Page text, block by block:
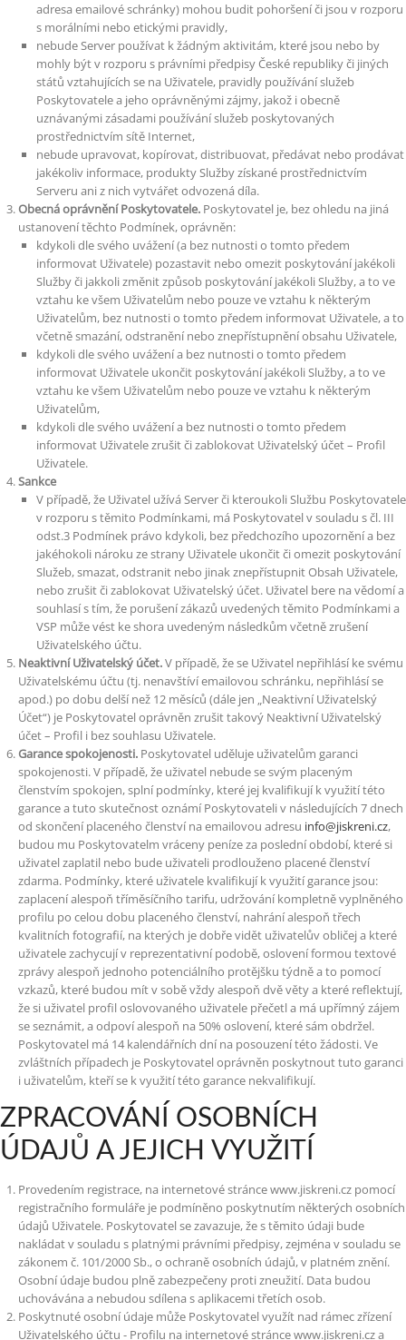
adresa emailové schránky) mohou budit pohoršení či jsou v rozporu
s morálními nebo etickými pravidly,
nebude Server používat k žádným aktivitám, které jsou nebo by
mohly být v rozporu s právními předpisy České republiky či jiných
států vztahujících se na Uživatele, pravidly používání služeb
Poskytovatele a jeho oprávněnými zájmy, jakož i obecně
uznávanými zásadami používání služeb poskytovaných
prostřednictvím sítě Internet,
nebude upravovat, kopírovat, distribuovat, předávat nebo prodávat
jakékoliv informace, produkty Služby získané prostřednictvím
Serveru ani z nich vytvářet odvozená díla.
Obecná oprávnění Poskytovatele. Poskytovatel je, bez ohledu na jiná
ustanovení těchto Podmínek, oprávněn:
kdykoli dle svého uvážení (a bez nutnosti o tomto předem
informovat Uživatele) pozastavit nebo omezit poskytování jakékoli
Služby či jakkoli změnit způsob poskytování jakékoli Služby, a to ve
vztahu ke všem Uživatelům nebo pouze ve vztahu k některým
Uživatelům, bez nutnosti o tomto předem informovat Uživatele, a to
včetně smazání, odstranění nebo znepřístupnění obsahu Uživatele,
kdykoli dle svého uvážení a bez nutnosti o tomto předem
informovat Uživatele ukončit poskytování jakékoli Služby, a to ve
vztahu ke všem Uživatelům nebo pouze ve vztahu k některým
Uživatelům,
kdykoli dle svého uvážení a bez nutnosti o tomto předem
informovat Uživatele zrušit či zablokovat Uživatelský účet – Profil
Uživatele.
Sankce
V případě, že Uživatel užívá Server či kteroukoli Službu Poskytovatele
v rozporu s těmito Podmínkami, má Poskytovatel v souladu s čl. III
odst.3 Podmínek právo kdykoli, bez předchozího upozornění a bez
jakéhokoli nároku ze strany Uživatele ukončit či omezit poskytování
Služeb, smazat, odstranit nebo jinak znepřístupnit Obsah Uživatele,
nebo zrušit či zablokovat Uživatelský účet. Uživatel bere na vědomí a
souhlasí s tím, že porušení zákazů uvedených těmito Podmínkami a
VSP může vést ke shora uvedeným následkům včetně zrušení
Uživatelského účtu.
Neaktivní Uživatelský účet.V případě, že se Uživatel nepřihlásí ke svému
Uživatelskému účtu (tj. nenavštíví emailovou schránku, nepřihlásí se
apod.) po dobu delší než 12 měsíců (dále jen „Neaktivní Uživatelský
Účet“) je Poskytovatel oprávněn zrušit takový Neaktivní Uživatelský
účet – Profil i bez souhlasu Uživatele.
Garance spokojenosti. Poskytovatel uděluje uživatelům garanci
spokojenosti. V případě, že uživatel nebude se svým placeným
členstvím spokojen, splní podmínky, které jej kvalifikují k využití této
garance a tuto skutečnost oznámí Poskytovateli v následujících 7 dnech
od skončení placeného členství na emailovou adresu info@jiskreni.cz,
budou mu Poskytovatelm vráceny peníze za poslední období, které si
uživatel zaplatil nebo bude uživateli prodlouženo placené členství
zdarma. Podmínky, které uživatele kvalifikují k využití garance jsou:
zaplacení alespoň tříměsíčního tarifu, udržování kompletně vyplněného
profilu po celou dobu placeného členství, nahrání alespoň třech
kvalitních fotografií, na kterých je dobře vidět uživatelův obličej a které
uživatele zachycují v reprezentativní podobě, oslovení formou textové
zprávy alespoň jednoho potenciálního protějšku týdně a to pomocí
vzkazů, které budou mít v sobě vždy alespoň dvě věty a které reflektují,
že si uživatel profil oslovovaného uživatele přečetl a má upřímný zájem
se seznámit, a odpoví alespoň na 50% oslovení, které sám obdržel.
Poskytovatel má 14 kalendářních dní na posouzení této žádosti. Ve
zvláštních případech je Poskytovatel oprávněn poskytnout tuto garanci
i uživatelům, kteří se k využití této garance nekvalifikují.
ZPRACOVÁNÍ OSOBNÍCH
ÚDAJŮ A JEJICH VYUŽITÍ
Provedením registrace, na internetové stránce www.jiskreni.cz pomocí
registračního formuláře je podmíněno poskytnutím některých osobních
údajů Uživatele. Poskytovatel se zavazuje, že s těmito údaji bude
nakládat v souladu s platnými právními předpisy, zejména v souladu se
zákonem č. 101/2000 Sb., o ochraně osobních údajů, v platném znění.
Osobní údaje budou plně zabezpečeny proti zneužití. Data budou
uchovávána a nebudou sdílena s aplikacemi třetích osob.
Poskytnuté osobní údaje může Poskytovatel využít nad rámec zřízení
Uživatelského účtu - Profilu na internetové stránce www.jiskreni.cz a